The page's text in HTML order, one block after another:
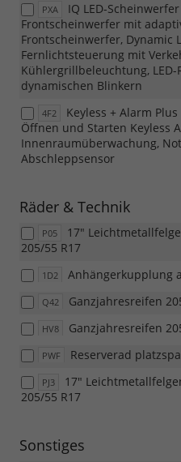
PXA
IQ LED-
Frontscheinwerfer mit
Frontscheinwerfer, Dynamic
Fernlichtsteuerung mit
Kühlergrillbeleuchtung,
dynamischen Blinkern
4F2
Keyless + Alarm
Öffnen und Starten Keyless
Innenraumüberwachung,
Abschleppsensor
Räder & Technik
P05
17"
205/55 R17
1D2 Anhängerkupplung
Q42 Ganzjahresreifen
HV8 Ganzjahresreifen
PWF Reserverad
PJ3
17"
205/55 R17
Sonstiges